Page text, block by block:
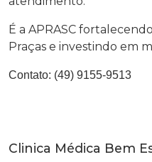
É a APRASC
Praças e investindo em
Contato: (49) 9155-9513
Clinica Médica Bem